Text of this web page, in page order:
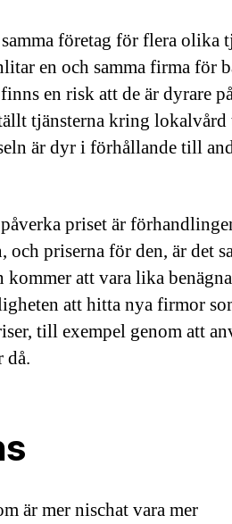
företag för flera olika
en och samma firma för
en risk att de är dyrare
tjänsterna kring
är dyr i förhållande till
priset är
och priserna för den, är det
att vara lika
att hitta nya firmor
till exempel genom att
då.
är mer nischat vara mer